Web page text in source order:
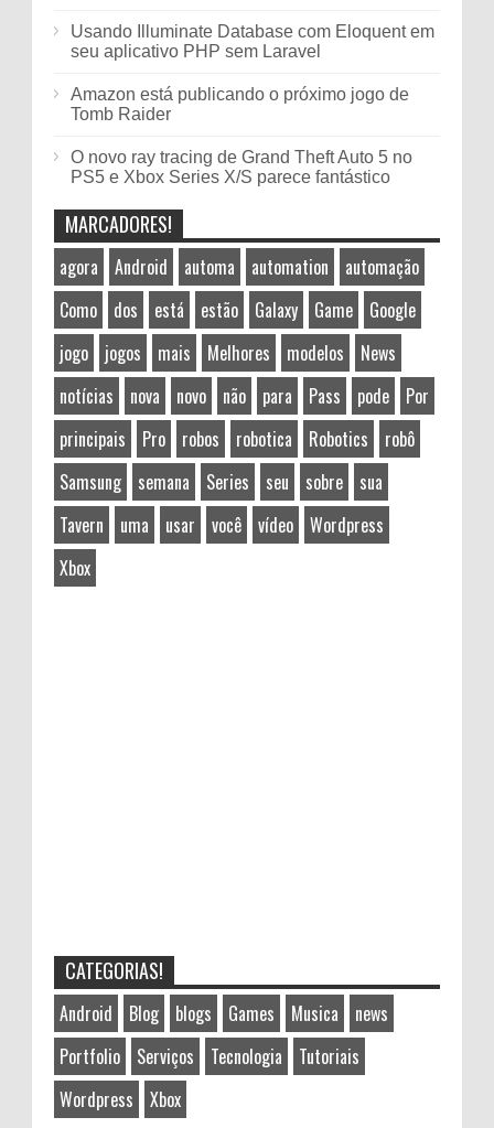
Usando Illuminate Database com Eloquent em
seu aplicativo PHP sem Laravel
Amazon está publicando o próximo jogo de
Tomb Raider
O novo ray tracing de Grand Theft Auto 5 no
PS5 e Xbox Series X/S parece fantástico
MARCADORES!
agora Android automa automation
automação
Como
dos está estão Galaxy Game
Google
jogo
jogos mais Melhores modelos
News
notícias
nova novo não para Pass pode
Por
principais
Pro robos robotica Robotics
robô
Samsung
semana Series seu sobre
sua
Tavern
uma usar você vídeo
Wordpress
Xbox
CATEGORIAS!
Android Blog blogs Games Musica
news
Portfolio
Serviços Tecnologia
Tutoriais
Wordpress
Xbox